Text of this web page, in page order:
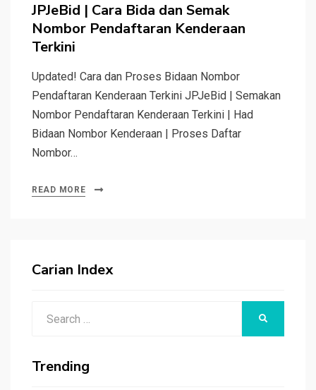
JPJeBid | Cara Bida dan Semak
Nombor Pendaftaran Kenderaan
Terkini
Updated! Cara dan Proses Bidaan Nombor
Pendaftaran Kenderaan Terkini JPJeBid | Semakan
Nombor Pendaftaran Kenderaan Terkini | Had
Bidaan Nombor Kenderaan | Proses Daftar
Nombor…
READ MORE
Carian Index
Trending